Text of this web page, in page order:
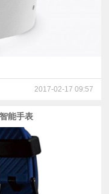
2017-02-17 09:57
能手表